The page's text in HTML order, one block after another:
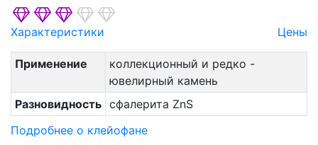
Характеристики Цены
Применение
коллекционный и редко -
ювелирный камень
Разновидность сфалерита ZnS
Подробнее о клейофане